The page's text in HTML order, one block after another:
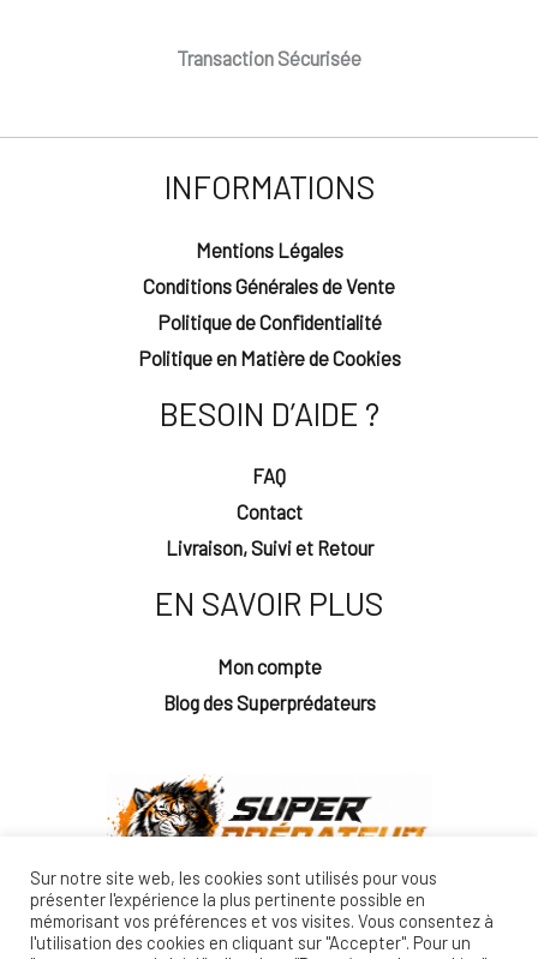
Transaction Sécurisée
INFORMATIONS
Mentions Légales
Conditions Générales de Vente
Politique de Confidentialité
Politique en Matière de Cookies
BESOIN D’AIDE ?
FAQ
Contact
Livraison, Suivi et Retour
EN SAVOIR PLUS
Mon compte
Blog des Superprédateurs
Sur notre site web, les cookies sont utilisés pour vous
présenter l'expérience la plus pertinente possible en
mémorisant vos préférences et vos visites. Vous consentez à
l'utilisation des cookies en cliquant sur "Accepter". Pour un